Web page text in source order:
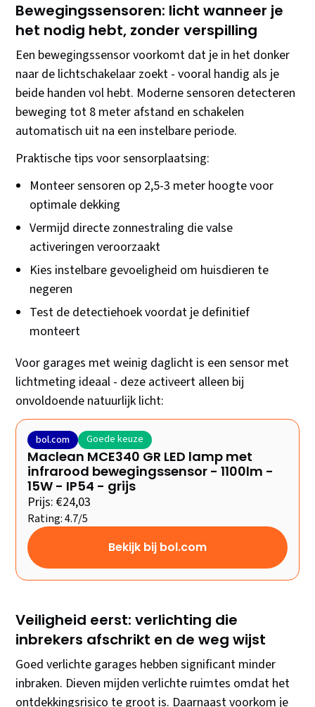
Bewegingssensoren: licht wanneer je
het nodig hebt, zonder verspilling
Een bewegingssensor voorkomt dat je in het donker
naar de lichtschakelaar zoekt - vooral handig als je
beide handen vol hebt. Moderne sensoren detecteren
beweging tot 8 meter afstand en schakelen
automatisch uit na een instelbare periode.
Praktische tips voor sensorplaatsing:
Monteer sensoren op 2,5-3 meter hoogte voor
optimale dekking
Vermijd directe zonnestraling die valse
activeringen veroorzaakt
Kies instelbare gevoeligheid om huisdieren te
negeren
Test de detectiehoek voordat je definitief
monteert
Voor garages met weinig daglicht is een sensor met
lichtmeting ideaal - deze activeert alleen bij
onvoldoende natuurlijk licht:
bol.com Goede keuze
Maclean MCE340 GR LED lamp met
infrarood bewegingssensor - 1100lm -
15W - IP54 - grijs
Prijs: €24,03
Rating: 4.7/5
Bekijk bij bol.com
Veiligheid eerst: verlichting die
inbrekers afschrikt en de weg wijst
Goed verlichte garages hebben significant minder
inbraken. Dieven mijden verlichte ruimtes omdat het
ontdekkingsrisico te groot is. Daarnaast voorkom je